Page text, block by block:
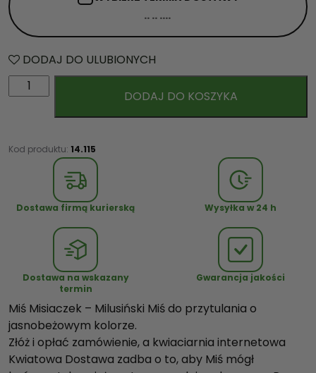
DODAJ DO ULUBIONYCH
l
ć
c
z
e
k
DODAJ DO KOSZYKA
Kod produktu: 14.115
Dostawa firmą kurierską Wysyłka w 24 h
Dostawa na wskazany
termin
Gwarancja jakości
Miś Misiaczek – Milusiński Miś do przytulania o
jasnobeżowym kolorze.
Złóż i opłać zamówienie, a kwiaciarnia internetowa
Kwiatowa Dostawa zadba o to, aby Miś mógł